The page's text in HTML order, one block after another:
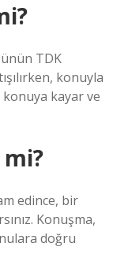
TDK
konuyla
kayar ve
edince, bir
Konuşma,
doğru